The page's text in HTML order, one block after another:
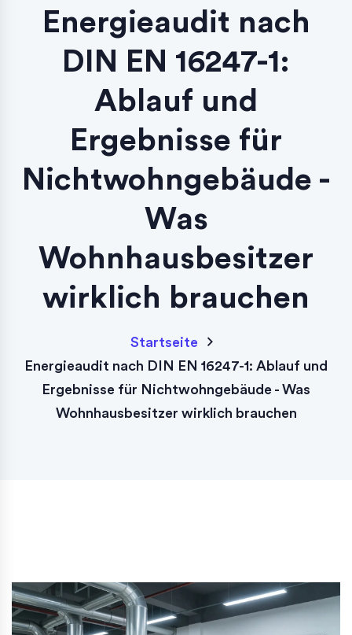
Energieaudit nach
DIN EN 16247-1:
Ablauf und
Ergebnisse für
Nichtwohngebäude -
Was
Wohnhausbesitzer
wirklich brauchen
Startseite
Energieaudit nach DIN EN 16247-1: Ablauf und
Ergebnisse für Nichtwohngebäude - Was
Wohnhausbesitzer wirklich brauchen